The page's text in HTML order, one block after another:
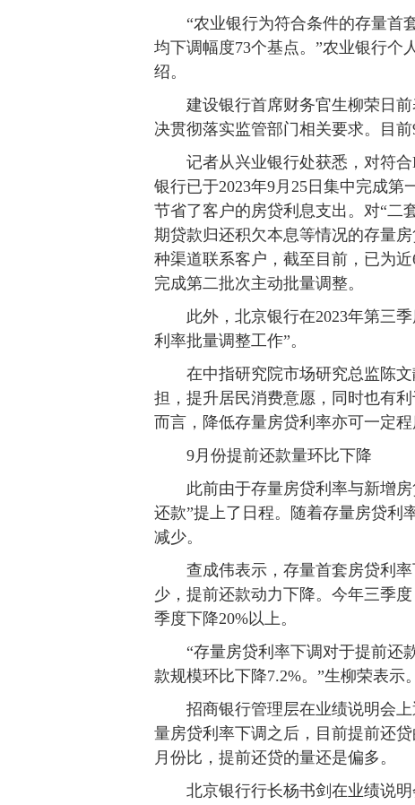
“农业银行为符合条件的存量首套
均下调幅度73个基点。”农业银行个
绍。
建设银行首席财务官生柳荣日前
决贯彻落实监管部门相关要求。目
记者从兴业银行处获悉，对符合
银行已于2023年9月25日集中完成
节省了客户的房贷利息支出。对“二
期贷款归还积欠本息等情况的存量
种渠道联系客户，截至目前，已为
完成第二批次主动批量调整。
此外，北京银行在2023年第三季
利率批量调整工作”。
在中指研究院市场研究总监陈文
担，提升居民消费意愿，同时也有
而言，降低存量房贷利率亦可一定程
9月份提前还款量环比下降
此前由于存量房贷利率与新增房
还款”提上了日程。随着存量房贷利
减少。
查成伟表示，存量首套房贷利率
少，提前还款动力下降。今年三季
季度下降20%以上。
“存量房贷利率下调对于提前还
款规模环比下降7.2%。”生柳荣表示。
招商银行管理层在业绩说明会上
量房贷利率下调之后，目前提前还
月份比，提前还贷的量还是偏多。
北京银行行长杨书剑在业绩说明